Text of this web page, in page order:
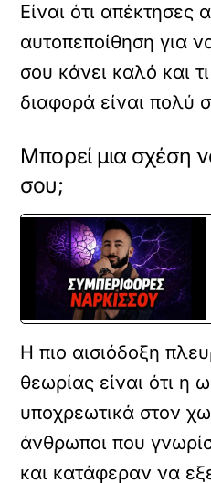
Είναι ότι απέκτησες
αυτοπεποίθηση για
σου κάνει καλό και
διαφορά είναι πολύ
Μπορεί μια σχέση
σου;
Η πιο αισιόδοξη
θεωρίας είναι ότι η
υποχρεωτικά στον
άνθρωποι που
και κατάφεραν να